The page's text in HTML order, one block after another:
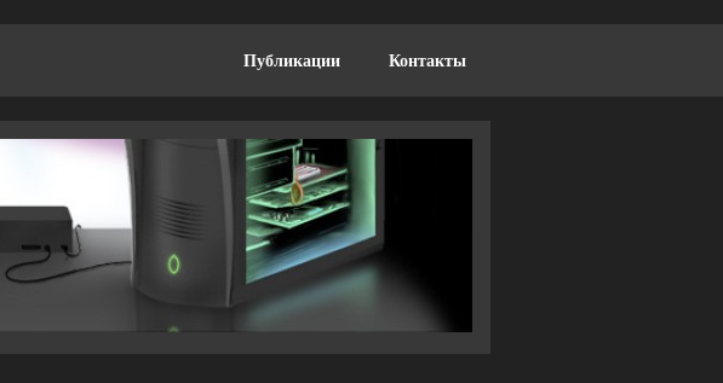
Публикации Контакты